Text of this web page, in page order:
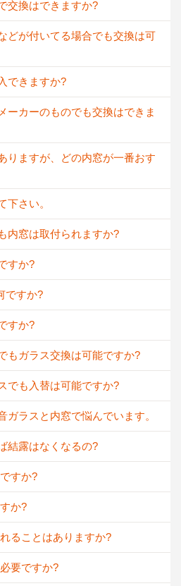
交換はできますか?
どが付いてる場合でも交換は可
できますか?
ーカーのものでも交換はできま
りますが、どの内窓が一番おす
下さい。
内窓は取付られますか?
すか?
ですか?
すか?
もガラス交換は可能ですか?
でも入替は可能ですか?
ガラスと内窓で悩んでいます。
結露はなくなるの?
すか?
か?
ることはありますか?
要ですか?